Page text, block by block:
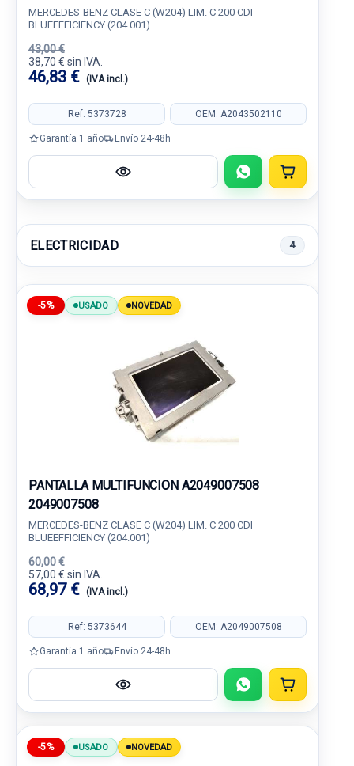
MERCEDES-BENZ CLASE C (W204) LIM. C 200 CDI
BLUEEFFICIENCY (204.001)
43,00 €
38,70 € sin IVA.
46,83 € (IVA incl.)
Ref: 5373728 OEM: A2043502110
Garantía 1 año Envío 24-48h
ELECTRICIDAD 4
-5% USADO NOVEDAD
PANTALLA MULTIFUNCION A2049007508
2049007508
MERCEDES-BENZ CLASE C (W204) LIM. C 200 CDI
BLUEEFFICIENCY (204.001)
60,00 €
57,00 € sin IVA.
68,97 € (IVA incl.)
Ref: 5373644 OEM: A2049007508
Garantía 1 año Envío 24-48h
-5% USADO NOVEDAD